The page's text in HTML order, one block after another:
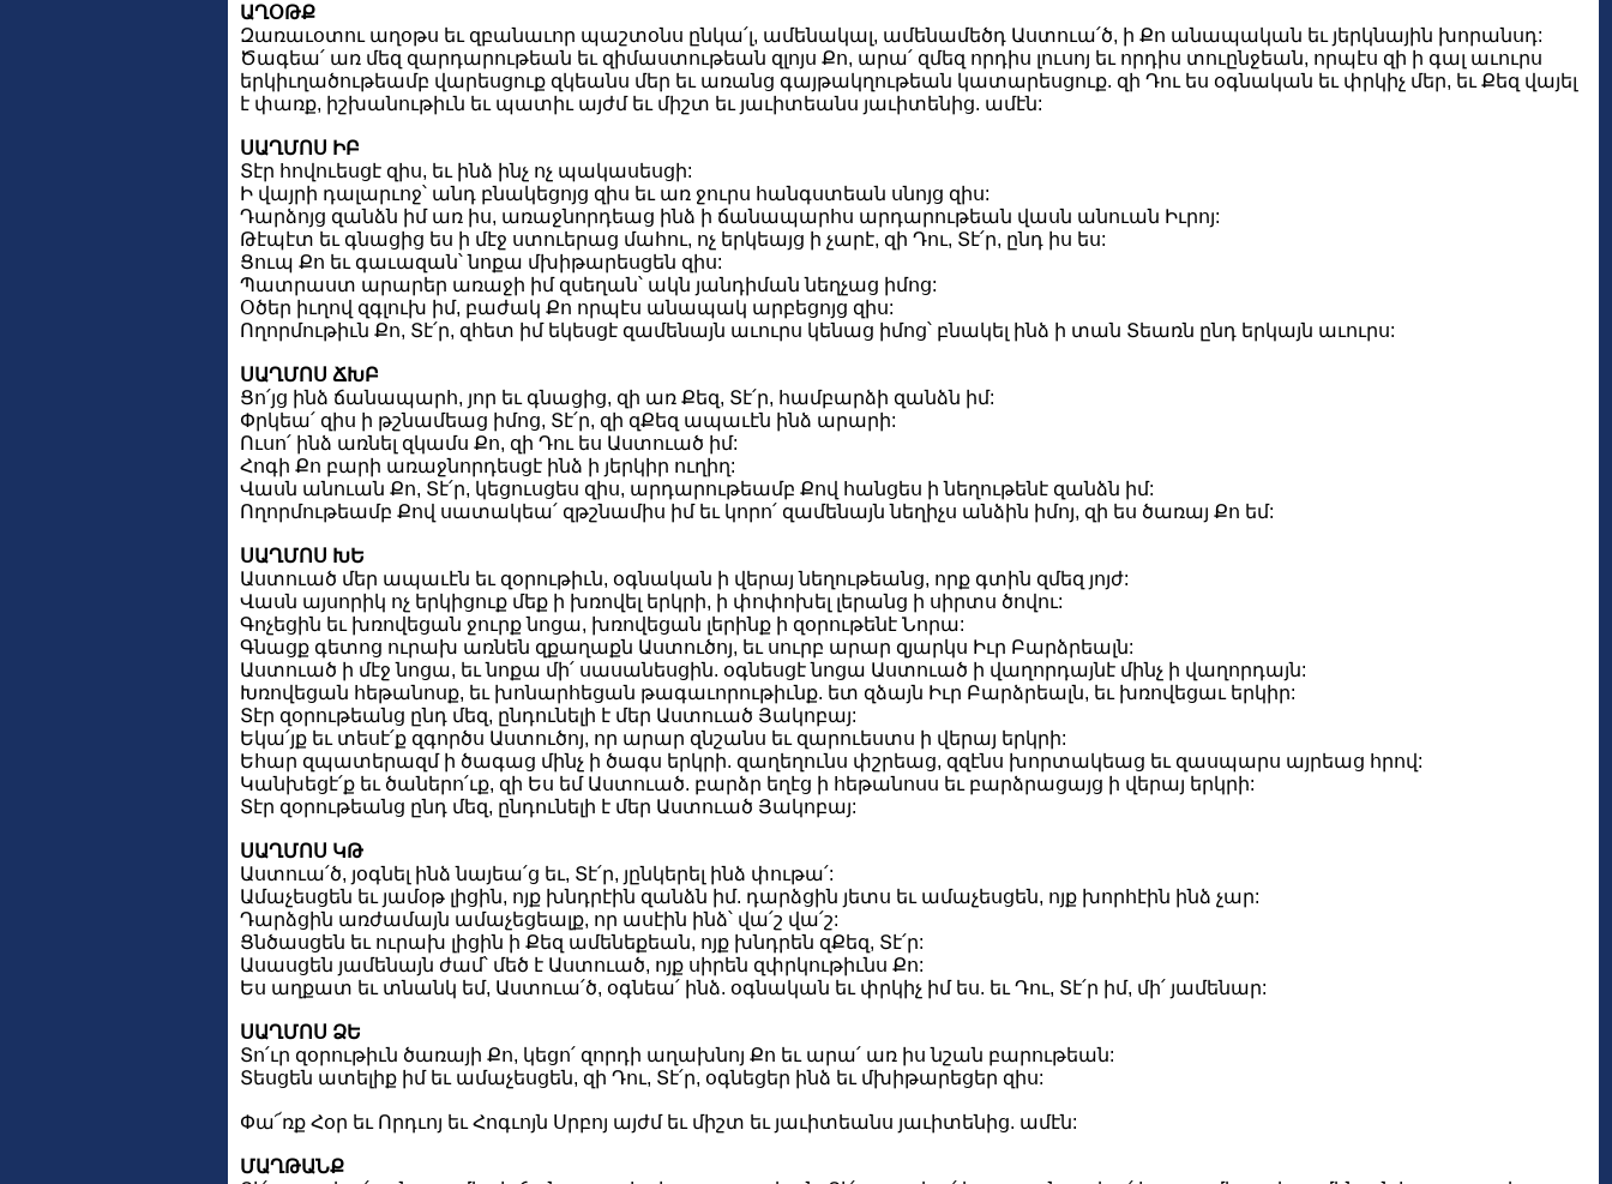
ԱՂՕԹՔ
Զառաւօտու աղօթս եւ զբանաւոր պաշտօնս ընկա՛լ, ամենակալ, ամենամեծդ Աստուա՛ծ, ի Քո անապական եւ յերկնային խորանսդ:
Ծագեա՛ առ մեզ զարդարութեան եւ զիմաստութեան զլոյս Քո, արա՛ զմեզ որդիս լուսոյ եւ որդիս տուընջեան, որպէս զի ի գալ աւուրս
երկիւղածութեամբ վարեսցուք զկեանս մեր եւ առանց գայթակղութեան կատարեսցուք. զի Դու ես օգնական եւ փրկիչ մեր, եւ Քեզ վայել
է փառք, իշխանութիւն եւ պատիւ այժմ եւ միշտ եւ յաւիտեանս յաւիտենից. ամէն:
ՍԱՂՄՈՍ ԻԲ
Տէր հովուեսցէ զիս, եւ ինձ ինչ ոչ պակասեսցի:
Ի վայրի դալարւոջ՝ անդ բնակեցոյց զիս եւ առ ջուրս հանգստեան սնոյց զիս:
Դարձոյց զանձն իմ առ իս, առաջնորդեաց ինձ ի ճանապարհս արդարութեան վասն անուան Իւրոյ:
Թէպէտ եւ գնացից ես ի մէջ ստուերաց մահու, ոչ երկեայց ի չարէ, զի Դու, Տէ՛ր, ընդ իս ես:
Ցուպ Քո եւ գաւազան՝ նոքա մխիթարեսցեն զիս:
Պատրաստ արարեր առաջի իմ զսեղան՝ ակն յանդիման նեղչաց իմոց:
Օծեր իւղով զգլուխ իմ, բաժակ Քո որպէս անապակ արբեցոյց զիս:
Ողորմութիւն Քո, Տէ՛ր, զհետ իմ եկեսցէ զամենայն աւուրս կենաց իմոց՝ բնակել ինձ ի տան Տեառն ընդ երկայն աւուրս:
ՍԱՂՄՈՍ ՃԽԲ
Ցո՛յց ինձ ճանապարհ, յոր եւ գնացից, զի առ Քեզ, Տէ՛ր, համբարձի զանձն իմ:
Փրկեա՛ զիս ի թշնամեաց իմոց, Տէ՛ր, զի զՔեզ ապաւէն ինձ արարի:
Ուսո՛ ինձ առնել զկամս Քո, զի Դու ես Աստուած իմ:
Հոգի Քո բարի առաջնորդեսցէ ինձ ի յերկիր ուղիղ:
Վասն անուան Քո, Տէ՛ր, կեցուսցես զիս, արդարութեամբ Քով հանցես ի նեղութենէ զանձն իմ:
Ողորմութեամբ Քով սատակեա՛ զթշնամիս իմ եւ կորո՛ զամենայն նեղիչս անձին իմոյ, զի ես ծառայ Քո եմ:
ՍԱՂՄՈՍ ԽԵ
Աստուած մեր ապաւէն եւ զօրութիւն, օգնական ի վերայ նեղութեանց, որք գտին զմեզ յոյժ:
Վասն այսորիկ ոչ երկիցուք մեք ի խռովել երկրի, ի փոփոխել լերանց ի սիրտս ծովու:
Գոչեցին եւ խռովեցան ջուրք նոցա, խռովեցան լերինք ի զօրութենէ Նորա:
Գնացք գետոց ուրախ առնեն զքաղաքն Աստուծոյ, եւ սուրբ արար զյարկս Իւր Բարձրեալն:
Աստուած ի մէջ նոցա, եւ նոքա մի՛ սասանեսցին. օգնեսցէ նոցա Աստուած ի վաղորդայնէ մինչ ի վաղորդայն:
Խռովեցան հեթանոսք, եւ խոնարհեցան թագաւորութիւնք. ետ զձայն Իւր Բարձրեալն, եւ խռովեցաւ երկիր:
Տէր զօրութեանց ընդ մեզ, ընդունելի է մեր Աստուած Յակոբայ:
Եկա՛յք եւ տեսէ՛ք զգործս Աստուծոյ, որ արար զնշանս եւ զարուեստս ի վերայ երկրի:
Եհար զպատերազմ ի ծագաց մինչ ի ծագս երկրի. զաղեղունս փշրեաց, զզէնս խորտակեաց եւ զասպարս այրեաց հրով:
Կանխեցէ՛ք եւ ծաներո՛ւք, զի Ես եմ Աստուած. բարձր եղէց ի հեթանոսս եւ բարձրացայց ի վերայ երկրի:
Տէր զօրութեանց ընդ մեզ, ընդունելի է մեր Աստուած Յակոբայ:
ՍԱՂՄՈՍ ԿԹ
Աստուա՛ծ, յօգնել ինձ նայեա՛ց եւ, Տէ՛ր, յընկերել ինձ փութա՛:
Ամաչեսցեն եւ յամօթ լիցին, ոյք խնդրէին զանձն իմ. դարձցին յետս եւ ամաչեսցեն, ոյք խորհէին ինձ չար:
Դարձցին առժամայն ամաչեցեալք, որ ասէին ինձ՝ վա՛շ վա՛շ:
Ցնծասցեն եւ ուրախ լիցին ի Քեզ ամենեքեան, ոյք խնդրեն զՔեզ, Տէ՛ր:
Ասասցեն յամենայն ժամ՝ մեծ է Աստուած, ոյք սիրեն զփրկութիւնս Քո:
Ես աղքատ եւ տնանկ եմ, Աստուա՛ծ, օգնեա՛ ինձ. օգնական եւ փրկիչ իմ ես. եւ Դու, Տէ՛ր իմ, մի՛ յամենար:
ՍԱՂՄՈՍ ՁԵ
Տո՛ւր զօրութիւն ծառայի Քո, կեցո՛ զորդի աղախնոյ Քո եւ արա՛ առ իս նշան բարութեան:
Տեսցեն ատելիք իմ եւ ամաչեսցեն, զի Դու, Տէ՛ր, օգնեցեր ինձ եւ մխիթարեցեր զիս:
Փա՜ռք Հօր եւ Որդւոյ եւ Հոգւոյն Սրբոյ այժմ եւ միշտ եւ յաւիտեանս յաւիտենից. ամէն:
ՄԱՂԹԱՆՔ